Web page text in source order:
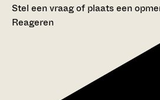
Stel een vraag of plaats een
Reageren